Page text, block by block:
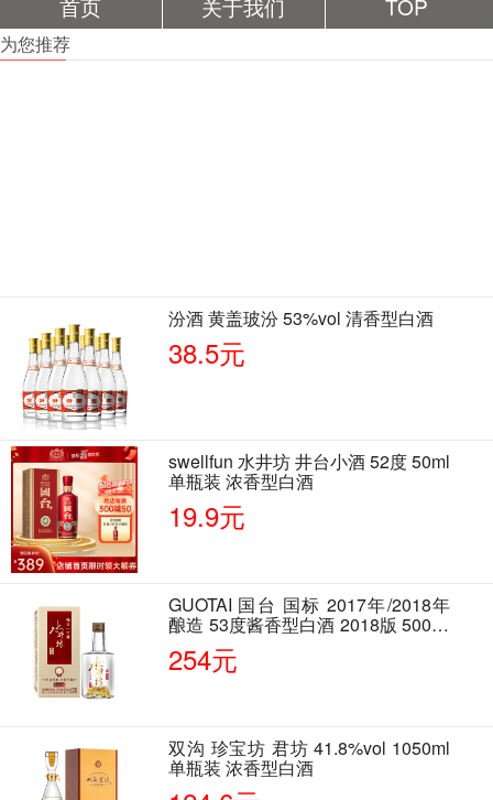
为您推荐
汾酒 黄盖玻汾 53%vol 清香型白酒
38.5元
swellfun 水井坊 井台小酒 52度 50ml
单瓶装 浓香型白酒
19.9元
GUOTAI 国台 国标 2017年/2018年
酿造 53度酱香型白酒 2018版 500ml
单瓶装
254元
双沟 珍宝坊 君坊 41.8%vol 1050ml
单瓶装 浓香型白酒